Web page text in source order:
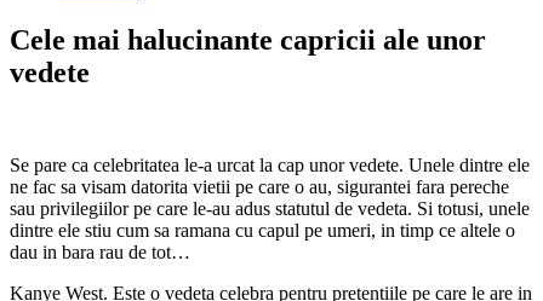
Cele mai halucinante capricii ale unor
vedete
Se pare ca celebritatea le-a urcat la cap unor vedete. Unele dintre ele
ne fac sa visam datorita vietii pe care o au, sigurantei fara pereche
sau privilegiilor pe care le-au adus statutul de vedeta. Si totusi, unele
dintre ele stiu cum sa ramana cu capul pe umeri, in timp ce altele o
dau in bara rau de tot…
Kanye West. Este o vedeta celebra pentru pretentiile pe care le are in